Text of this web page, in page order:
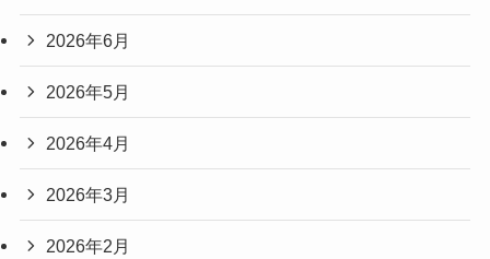
2026年6月
2026年5月
2026年4月
2026年3月
2026年2月